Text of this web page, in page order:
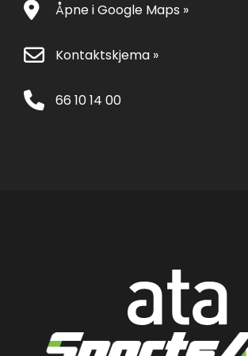
Åpne i Google Maps »
Kontaktskjema »
66 10 14 00